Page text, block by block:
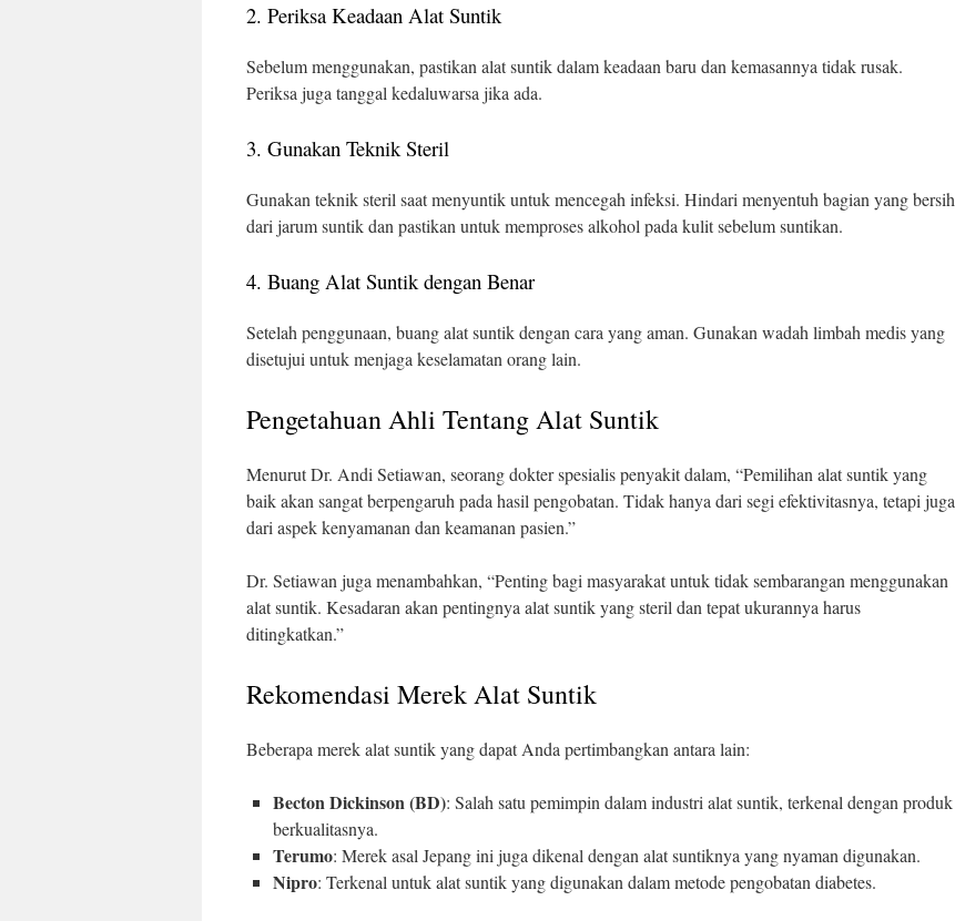
2. Periksa Keadaan Alat Suntik
Sebelum menggunakan, pastikan alat suntik dalam keadaan baru dan kemasannya tidak rusak.
Periksa juga tanggal kedaluwarsa jika ada.
3. Gunakan Teknik Steril
Gunakan teknik steril saat menyuntik untuk mencegah infeksi. Hindari menyentuh bagian yang bersih
dari jarum suntik dan pastikan untuk memproses alkohol pada kulit sebelum suntikan.
4. Buang Alat Suntik dengan Benar
Setelah penggunaan, buang alat suntik dengan cara yang aman. Gunakan wadah limbah medis yang
disetujui untuk menjaga keselamatan orang lain.
Pengetahuan Ahli Tentang Alat Suntik
Menurut Dr. Andi Setiawan, seorang dokter spesialis penyakit dalam, “Pemilihan alat suntik yang
baik akan sangat berpengaruh pada hasil pengobatan. Tidak hanya dari segi efektivitasnya, tetapi juga
dari aspek kenyamanan dan keamanan pasien.”
Dr. Setiawan juga menambahkan, “Penting bagi masyarakat untuk tidak sembarangan menggunakan
alat suntik. Kesadaran akan pentingnya alat suntik yang steril dan tepat ukurannya harus
ditingkatkan.”
Rekomendasi Merek Alat Suntik
Beberapa merek alat suntik yang dapat Anda pertimbangkan antara lain:
Becton Dickinson (BD): Salah satu pemimpin dalam industri alat suntik, terkenal dengan produk
berkualitasnya.
Terumo: Merek asal Jepang ini juga dikenal dengan alat suntiknya yang nyaman digunakan.
Nipro: Terkenal untuk alat suntik yang digunakan dalam metode pengobatan diabetes.